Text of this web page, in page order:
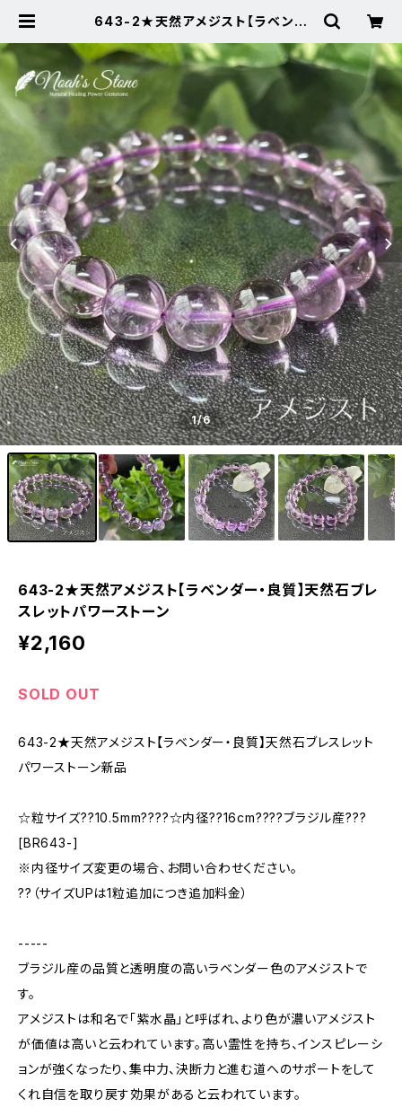
643-2★天然アメジスト【ラベンダ
トーン | Noah's Stone ～パワース
トーン・天然石SHOP～
1/6
643-2★天然アメジスト【ラベンダー・良質】天然石ブレ
スレットパワーストーン
¥2,160
SOLD OUT
643-2★天然アメジスト【ラベンダー・良質】天然石ブレスレット
パワーストーン新品
☆粒サイズ??10.5mm????☆内径??16cm????ブラジル産???
[BR643-]
※内径サイズ変更の場合、お問い合わせください。
??（サイズUPは1粒追加につき追加料金）
-----
ブラジル産の品質と透明度の高いラベンダー色のアメジストで
す。
アメジストは和名で「紫水晶」と呼ばれ、より色が濃いアメジスト
が価値は高いと云われています。高い霊性を持ち、インスピレーシ
ョンが強くなったり、集中力、決断力と進む道へのサポートをして
くれ自信を取り戻す効果があると云われています。